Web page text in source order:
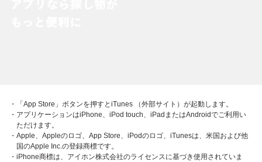
・「App Store」ボタンを押すとiTunes （外部サイト）が起動します。
・アプリケーションはiPhone、iPod touch、iPadまたはAndroidでご利用い
ただけます。
・Apple、Appleのロゴ、App Store、iPodのロゴ、iTunesは、米国および他
国のApple Inc.の登録商標です。
・iPhone商標は、アイホン株式会社のライセンスに基づき使用されていま